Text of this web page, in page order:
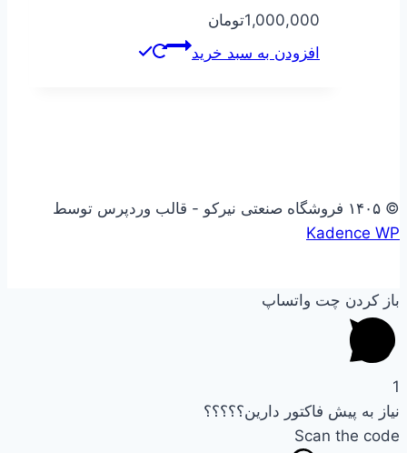
1,000,000تومان
افزودن به سبد خرید
© ۱۴۰۵ فروشگاه صنعتی نیرکو - قالب وردپرس توسط
Kadence WP
باز کردن چت واتساپ
1
نیاز به پیش فاکتور دارین؟؟؟؟؟
Scan the code